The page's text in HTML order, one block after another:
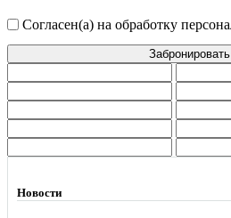
Согласен(а) на обработку
Новости